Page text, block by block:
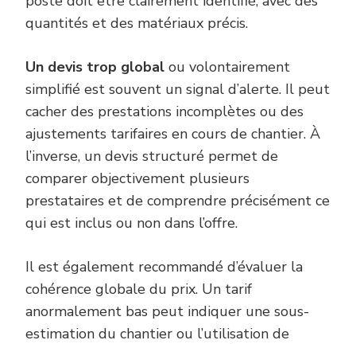
quantités et des matériaux précis.
Un devis trop global ou volontairement
simplifié est souvent un signal d’alerte. Il peut
cacher des prestations incomplètes ou des
ajustements tarifaires en cours de chantier. À
l’inverse, un devis structuré permet de
comparer objectivement plusieurs
prestataires et de comprendre précisément ce
qui est inclus ou non dans l’offre.
Il est également recommandé d’évaluer la
cohérence globale du prix. Un tarif
anormalement bas peut indiquer une sous-
estimation du chantier ou l’utilisation de